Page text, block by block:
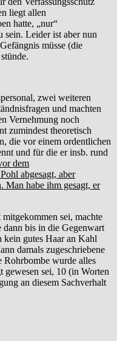
liegt allen
hatte, „nur“
sein. Leider ist aber nun
müsse (die
zwei weiteren
und machten
Vernehmung noch
zumindest theoretisch
die vor einem ordentlichen
und für die er insb. rund
dem
abgesagt, aber
habe ihm gesagt, er
sei, machte
dann bis in die Gegenwart
kein gutes Haar an Kahl
damals zugeschriebene
wurde alles
sei, 10 (in Worten
an diesem Sachverhalt